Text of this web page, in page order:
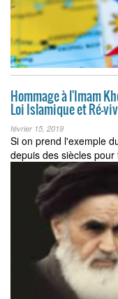
Hommage à l'Imam
Loi Islamique et Ré-
février 15, 2019
Si on prend l'exemple
depuis des siècles